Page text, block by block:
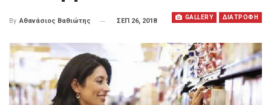
GALLERY ΔΙΑΤΡΟΦΗ
By Αθανάσιος Βαθιώτης ΣΕΠ 26, 2018